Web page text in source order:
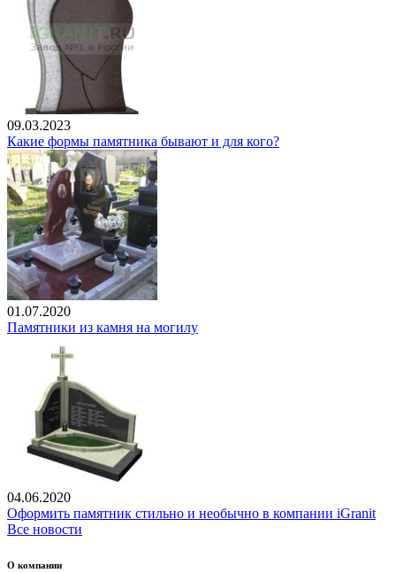
09.03.2023
Какие формы памятника бывают и для кого?
01.07.2020
Памятники из камня на могилу
04.06.2020
Оформить памятник стильно и необычно в компании iGranit
Все новости
О компании